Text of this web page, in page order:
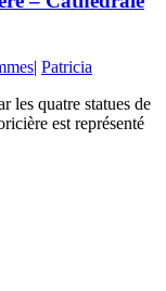
| Patricia
les quatre statues de
est représenté